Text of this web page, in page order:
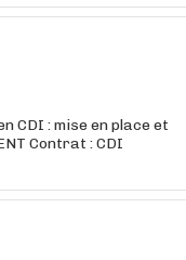
CDI : mise en place et
Contrat : CDI